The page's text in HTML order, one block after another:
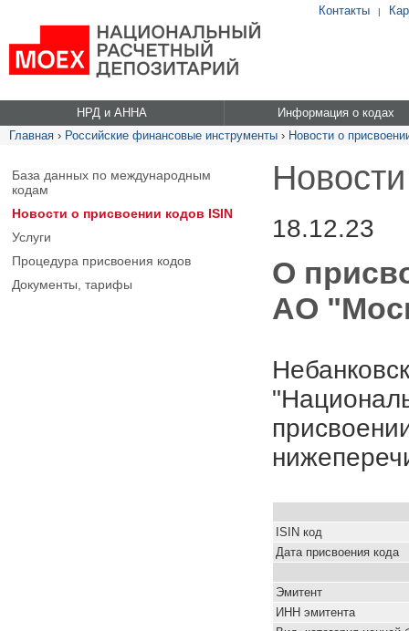
Контакты |
НРД и АННА
Информация о кодах
Главная › Российские финансовые инструменты › Новости о
База данных по международным
кодам
Новости о присвоении кодов ISIN
Услуги
Процедура присвоения кодов
Документы, тарифы
18.12.23
О
АО
ISIN код
Дата присвоения кода
Эмитент
ИНН эмитента